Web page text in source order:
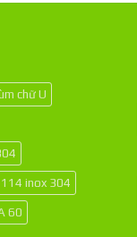
chữ U
inox 304
60